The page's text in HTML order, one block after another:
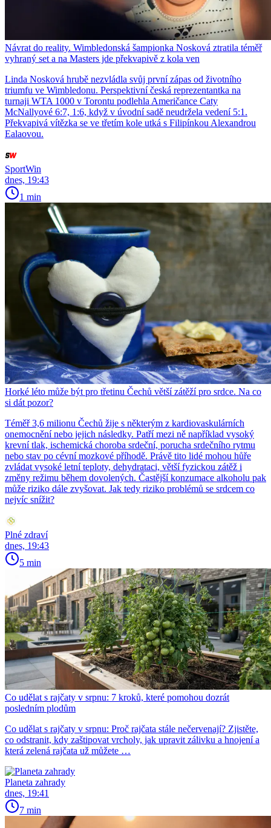
Návrat do reality. Wimbledonská šampionka Nosková ztratila téměř
vyhraný set a na Masters jde překvapivě z kola ven
Linda Nosková hrubě nezvládla svůj první zápas od životního
triumfu ve Wimbledonu. Perspektivní česká reprezentantka na
turnaji WTA 1000 v Torontu podlehla Američance Caty
McNallyové 6:7, 1:6, když v úvodní sadě neudržela vedení 5:1.
Překvapivá vítězka se ve třetím kole utká s Filipínkou Alexandrou
Ealaovou.
SportWin
dnes, 19:43
1 min
Horké léto může být pro třetinu Čechů větší zátěží pro srdce. Na co
si dát pozor?
Téměř 3,6 milionu Čechů žije s některým z kardiovaskulárních
onemocnění nebo jejich následky. Patří mezi ně například vysoký
krevní tlak, ischemická choroba srdeční, porucha srdečního rytmu
nebo stav po cévní mozkové příhodě. Právě tito lidé mohou hůře
zvládat vysoké letní teploty, dehydrataci, větší fyzickou zátěž i
změny režimu během dovolených. Častější konzumace alkoholu pak
může riziko dále zvyšovat. Jak tedy riziko problémů se srdcem co
nejvíc snížit?
Plné zdraví
dnes, 19:43
5 min
Co udělat s rajčaty v srpnu: 7 kroků, které pomohou dozrát
posledním plodům
Co udělat s rajčaty v srpnu: Proč rajčata stále nečervenají? Zjistěte,
co odstranit, kdy zaštipovat vrcholy, jak upravit zálivku a hnojení a
která zelená rajčata už můžete …
Planeta zahrady
dnes, 19:41
7 min